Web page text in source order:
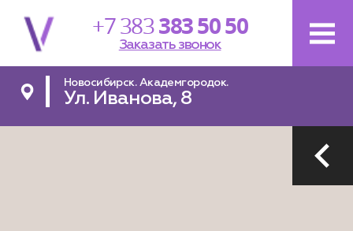
+7 383383 50 50
Заказать звонок
Новосибирск. Академгородок.
Ул. Иванова, 8